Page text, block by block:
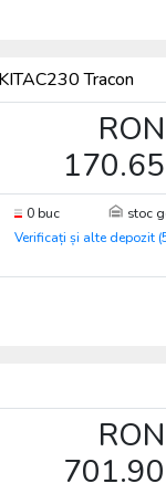
Tracon
RON
170.65
0 buc
stoc
Verificați și alte depozit
RON
701.90